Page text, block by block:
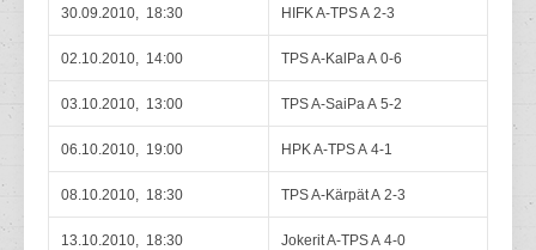
30.09.2010, 18:30 HIFK A-TPS A 2-3
02.10.2010, 14:00 TPS A-KalPa A 0-6
03.10.2010, 13:00 TPS A-SaiPa A 5-2
06.10.2010, 19:00 HPK A-TPS A 4-1
08.10.2010, 18:30 TPS A-Kärpät A 2-3
13.10.2010, 18:30 Jokerit A-TPS A 4-0